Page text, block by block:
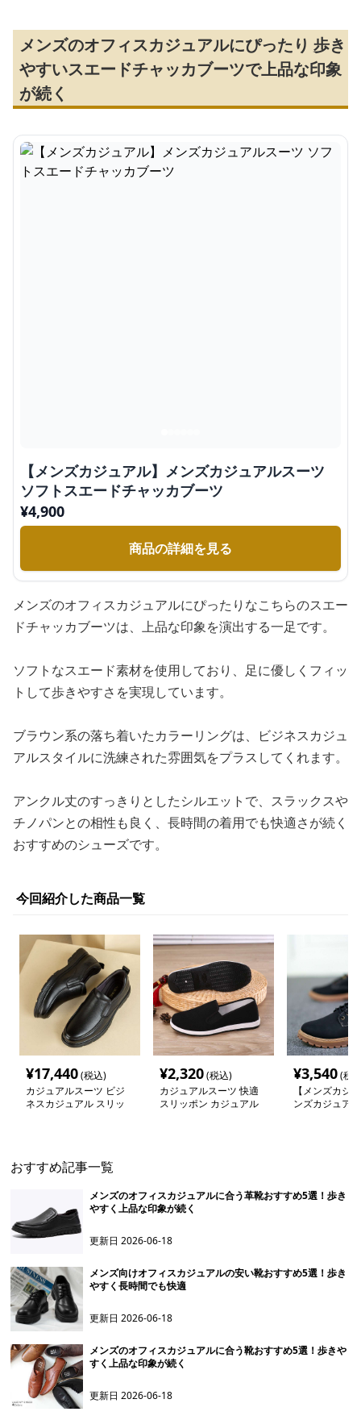
メンズのオフィスカジュアルにぴったり 歩き
やすいスエードチャッカブーツで上品な印象
が続く
【メンズカジュアル】メンズカジュアルスーツ
ソフトスエードチャッカブーツ
¥4,900
商品の詳細を見る
メンズのオフィスカジュアルにぴったりなこちらのスエー
ドチャッカブーツは、上品な印象を演出する一足です。
ソフトなスエード素材を使用しており、足に優しくフィッ
トして歩きやすさを実現しています。
ブラウン系の落ち着いたカラーリングは、ビジネスカジュ
アルスタイルに洗練された雰囲気をプラスしてくれます。
アンクル丈のすっきりとしたシルエットで、スラックスや
チノパンとの相性も良く、長時間の着用でも快適さが続く
おすすめのシューズです。
今回紹介した商品一覧
¥17,440(税込)
カジュアルスーツ ビジ
ネスカジュアル スリッ
¥2,320(税込)
カジュアルスーツ 快適
スリッポン カジュアル
¥3,540(税
【メンズカジ
ンズカジュア
おすすめ記事一覧
メンズのオフィスカジュアルに合う革靴おすすめ5選！歩き
やすく上品な印象が続く
更新日2026-06-18
メンズ向けオフィスカジュアルの安い靴おすすめ5選！歩き
やすく長時間でも快適
更新日2026-06-18
メンズのオフィスカジュアルに合う靴おすすめ5選！歩きや
すく上品な印象が続く
更新日2026-06-18